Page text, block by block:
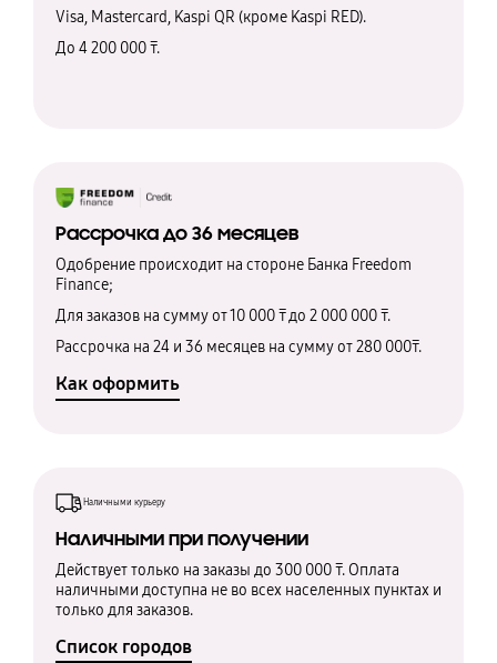
Visa, Mastercard, Kaspi QR (кроме Kaspi RED).
До 4 200 000 ₸.
Рассрочка до 36 месяцев
Одобрение происходит на стороне Банка Freedom
Finance;
Для заказов на сумму от 10 000 ₸ до 2 000 000 ₸.
Рассрочка на 24 и 36 месяцев на сумму от 280 000₸.
Как оформить
Наличными курьеру
Наличными при получении
Действует только на заказы до 300 000 ₸. Оплата
наличными доступна не во всех населенных пунктах и
только для заказов.
Список городов